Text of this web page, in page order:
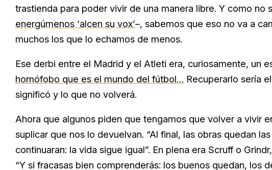
trastienda para poder vivir de una manera libre. Y como no
energúmenos ‘alcen su vox’–, sabemos que eso no va a
muchos los que lo echamos de menos.
Ese derbi entre el Madrid y el Atleti era, curiosamente, un
homófobo que es el mundo del fútbol… Recuperarlo sería
significó y lo que no volverá.
Ahora que algunos piden que tengamos que volver a vivir
suplicar que nos lo devuelvan. “Al final, las obras quedan
continuaran: la vida sigue igual”. En plena era Scruff o
“Y si fracasas bien comprenderás: los buenos quedan, los